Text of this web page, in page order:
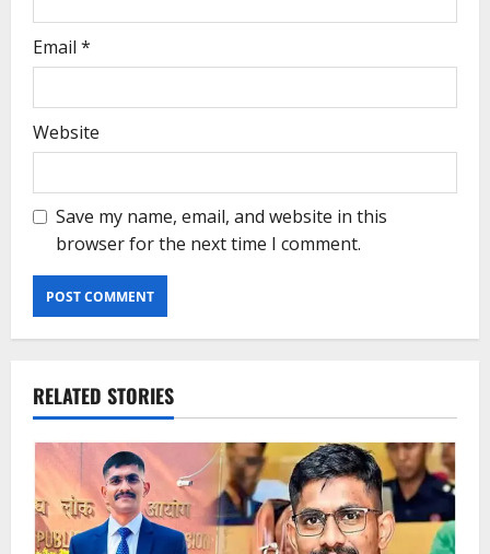
Email *
Website
Save my name, email, and website in this
browser for the next time I comment.
RELATED STORIES